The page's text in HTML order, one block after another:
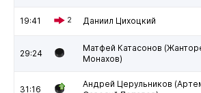
19:41 2 Даниил Цихоцкий
29:24
Матфей Катасонов
Монахов)
31:16
Андрей Церульников